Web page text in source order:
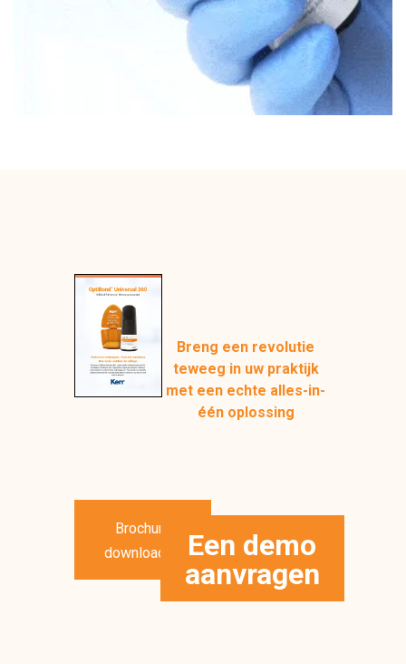
Brochure
downloaden
Breng een revolutie
teweeg in uw praktijk
met een echte alles-in-
één oplossing
Een demo
aanvragen